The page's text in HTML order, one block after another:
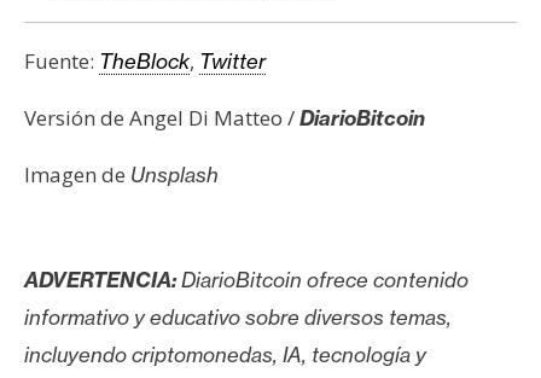
Fuente: TheBlock, Twitter
Versión de Angel Di Matteo /DiarioBitcoin
Imagen de Unsplash
ADVERTENCIA:DiarioBitcoin ofrece contenido
informativo y educativo sobre diversos temas,
incluyendo criptomonedas, IA, tecnología y